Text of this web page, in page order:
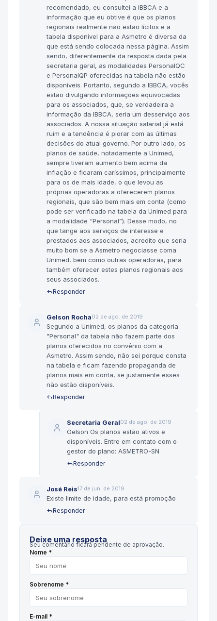
recomendado, eu consultei a IBBCA e a
informação que eu obtive é que os planos
regionais realmente não estão lícitos e a
tabela disponível para a Asmetro é diversa da
que está sendo colocada nessa página. Assim
sendo, diferentemente da resposta dada pela
secretaria geral, as modalidades PersonalQC
e PersonalQP oferecidas na tabela não estão
disponíveis. Portanto, segundo a IBBCA, vocês
estão divulgando informações equivocadas
para os associados, que, se verdadeira a
informação da IBBCA, seria um desserviço aos
associados. A nossa situação salarial já está
ruim e a tendência é piorar com as últimas
decisões do atual governo. Por outro lado, os
planos de saúde, notadamente a Unimed,
sempre tiveram aumento bem acima da
inflação e ficaram caríssimos, principalmente
para os de mais idade, o que levou as
próprias operadoras a oferecerem planos
regionais, que são bem mais em conta (como
pode ser verificado na tabela da Unimed para
a modalidade “Personal”). Desse modo, no
que tange aos serviços de interesse e
prestados aos associados, acredito que seria
muito bom se a Asmetro negociasse coma
Unimed, bem como outras operadoras, para
também oferecer estes planos regionais aos
seus associados.
Responder
Gelson Rocha02 de ago. de 2019
Segundo a Unimed, os planos da categoria
"Personal" da tabela não fazem parte dos
planos oferecidos no convênio com a
Asmetro. Assim sendo, não sei porque consta
na tabela e ficam fazendo propaganda de
planos mais em conta, se justamente esses
não estão disponíveis.
Responder
Secretaria Geral02 de ago. de 2019
Gelson Os planos estão ativos e
disponíveis. Entre em contato com o
gestor do plano: ASMETRO-SN
Responder
José Reis17 de jun. de 2019
Existe limite de idade, para está promoção
Responder
Deixe uma resposta
Seu comentário ficará pendente de aprovação.
Nome *
Sobrenome *
E-mail *